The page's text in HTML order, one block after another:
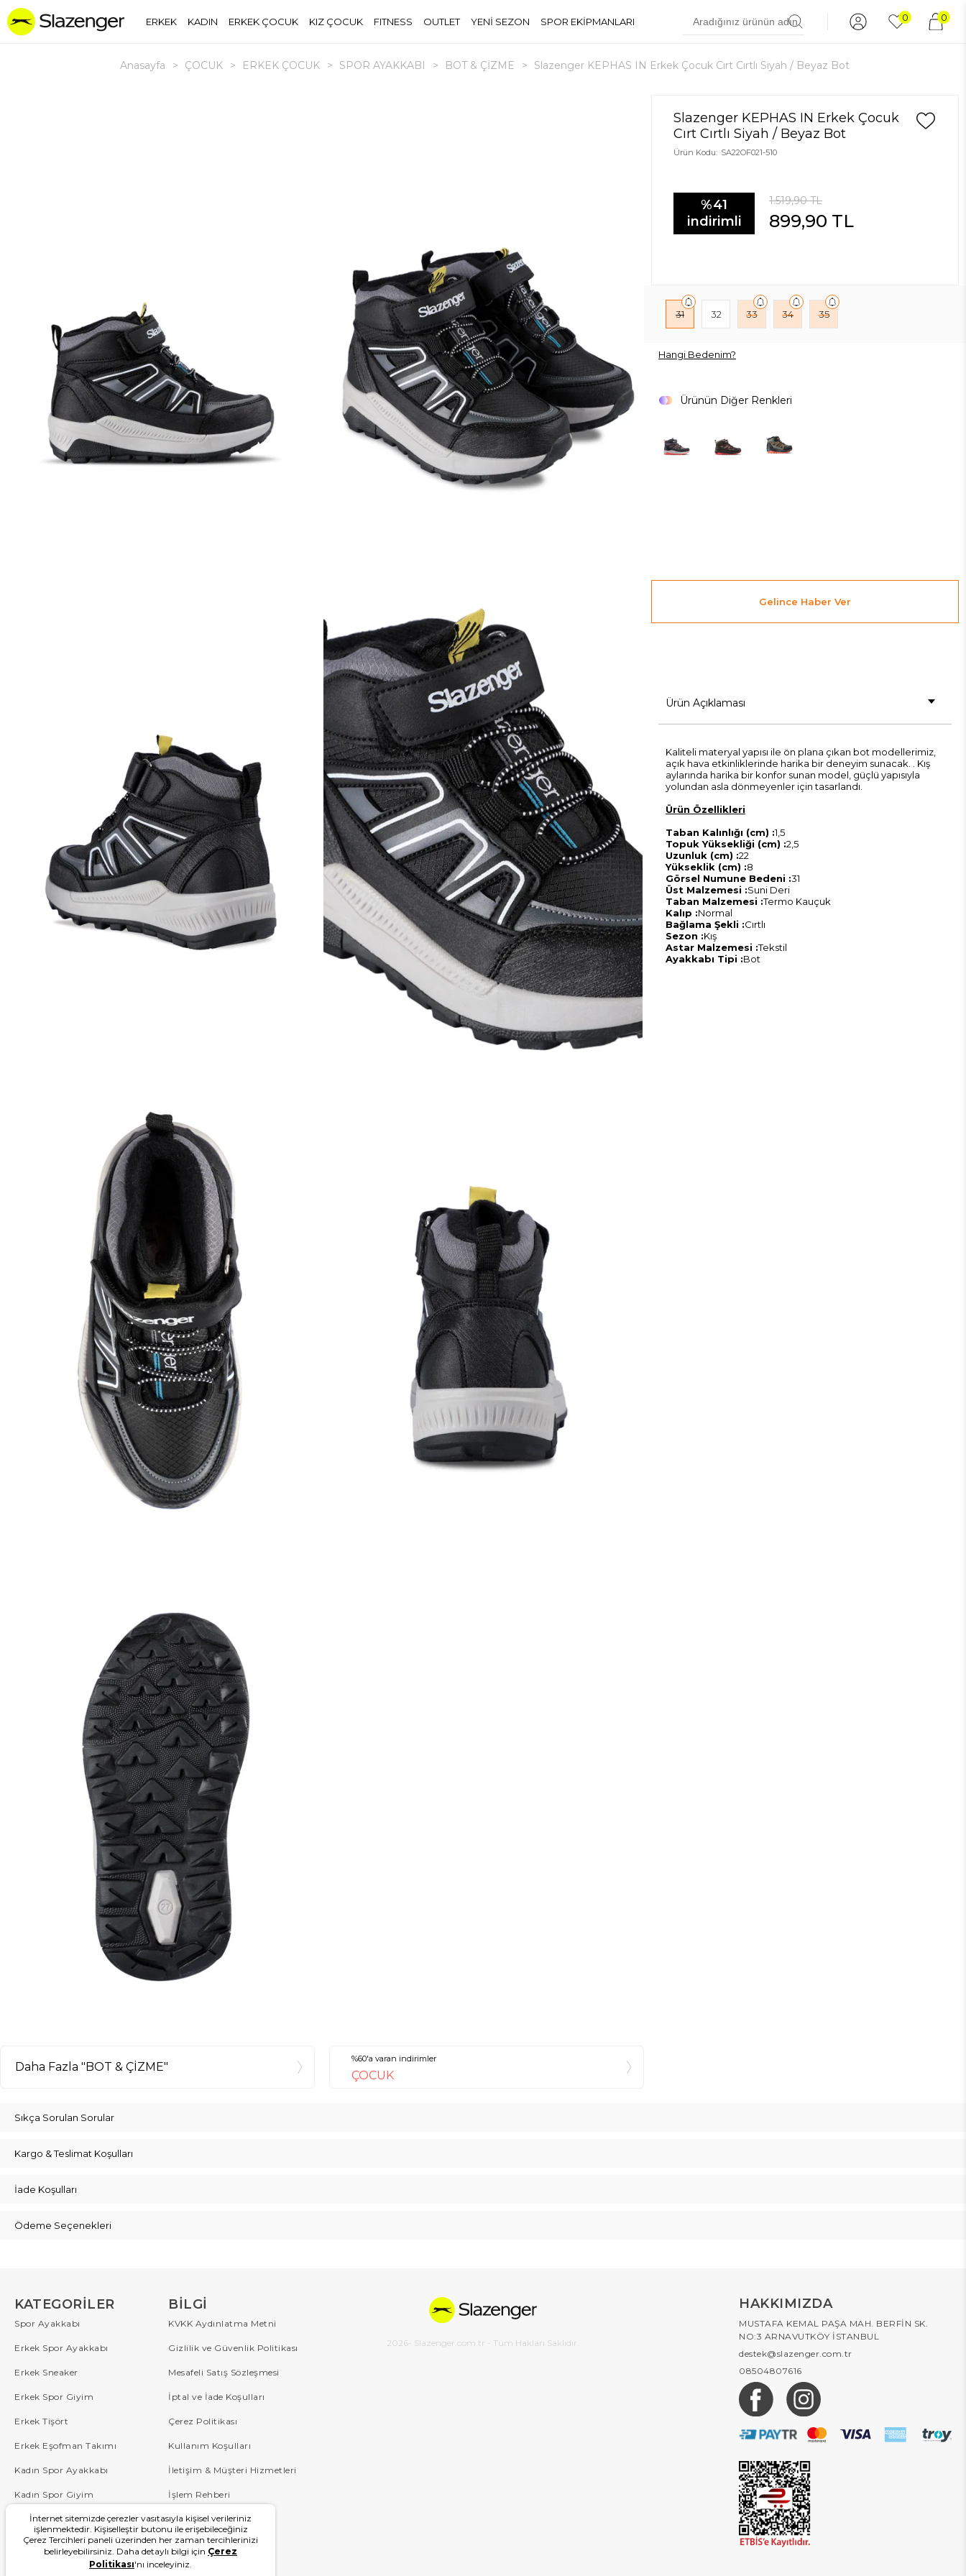
ERKEK KADIN ERKEK ÇOCUK KIZ ÇOCUK FITNESS OUTLET YENİ SEZON SPOR EKİPMANLARI 0 0
Anasayfa > ÇOCUK > ERKEK ÇOCUK > SPOR AYAKKABI > BOT & ÇİZME > Slazenger KEPHAS IN Erkek Çocuk Cırt Cırtlı Siyah / Beyaz Bot
Daha Fazla "BOT & ÇİZME"
%60'a varan indirimler
ÇOCUK
Slazenger KEPHAS IN Erkek Çocuk
Cırt Cırtlı Siyah / Beyaz Bot
Ürün Kodu: SA22OF021-510
%41
indirimli
1.519,90TL
899,90 TL
31 32 33 34 35
Hangi Bedenim?
Ürünün Diğer Renkleri
Gelince Haber Ver
Ürün Açıklaması
Kaliteli materyal yapısı ile ön plana çıkan bot modellerimiz,
açık hava etkinliklerinde harika bir deneyim sunacak. . Kış
aylarında harika bir konfor sunan model, güçlü yapısıyla
yolundan asla dönmeyenler için tasarlandı.
Ürün Özellikleri
Taban Kalınlığı (cm) :1,5
Topuk Yüksekliği (cm) :2,5
Uzunluk (cm) :22
Yükseklik (cm) :8
Görsel Numune Bedeni :31
Üst Malzemesi :Suni Deri
Taban Malzemesi :Termo Kauçuk
Kalıp :Normal
Bağlama Şekli :Cırtlı
Sezon :Kış
Astar Malzemesi :Tekstil
Ayakkabı Tipi :Bot
Sıkça Sorulan Sorular
Kargo & Teslimat Koşulları
İade Koşulları
Ödeme Seçenekleri
KATEGORILER
Spor Ayakkabı
Erkek Spor Ayakkabı
Erkek Sneaker
Erkek Spor Giyim
Erkek Tişört
Erkek Eşofman Takımı
Kadın Spor Ayakkabı
Kadın Spor Giyim
Çocuk
Blog
BILGI
KVKK Aydınlatma Metni
Gizlilik ve Güvenlik Politikası
Mesafeli Satış Sözleşmesi
İptal ve İade Koşulları
Çerez Politikası
Kullanım Koşulları
İletişim & Müşteri Hizmetleri
İşlem Rehberi
Sipariş Takip
Sıkça Sorulan Sorular
Kampanyalar
2026- Slazenger.com.tr - Tüm Hakları Saklıdır.
HAKKIMIZDA
MUSTAFA KEMAL PAŞA MAH. BERFİN SK.
NO:3 ARNAVUTKÖY İSTANBUL
destek@slazenger.com.tr
08504807616
İnternet sitemizde çerezler vasıtasıyla kişisel verileriniz
işlenmektedir. Kişiselleştir butonu ile erişebileceğiniz
Çerez Tercihleri paneli üzerinden her zaman tercihlerinizi
belirleyebilirsiniz. Daha detaylı bilgi için Çerez
Politikası'nı inceleyiniz.